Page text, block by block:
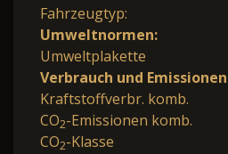
Fahrzeugtyp:
Umweltnormen:
Umweltplakette
Verbrauch und
Kraftstoffverbr. komb.
CO2-Emissionen komb.
CO2-Klasse